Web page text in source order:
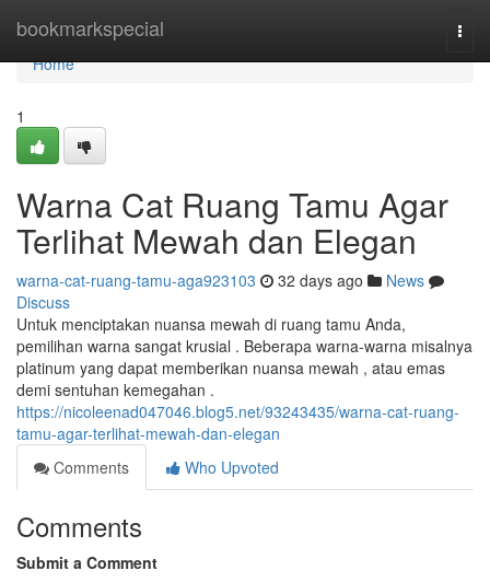
bookmarkspecial
Home
Home
1
Warna Cat Ruang Tamu Agar
Terlihat Mewah dan Elegan
warna-cat-ruang-tamu-aga923103 32 days ago
News
Discuss
Untuk menciptakan nuansa mewah di ruang tamu Anda,
pemilihan warna sangat krusial . Beberapa warna-warna misalnya
platinum yang dapat memberikan nuansa mewah , atau emas
demi sentuhan kemegahan .
https://nicoleenad047046.blog5.net/93243435/warna-cat-ruang-
tamu-agar-terlihat-mewah-dan-elegan
Comments
Who Upvoted
Comments
Submit a Comment